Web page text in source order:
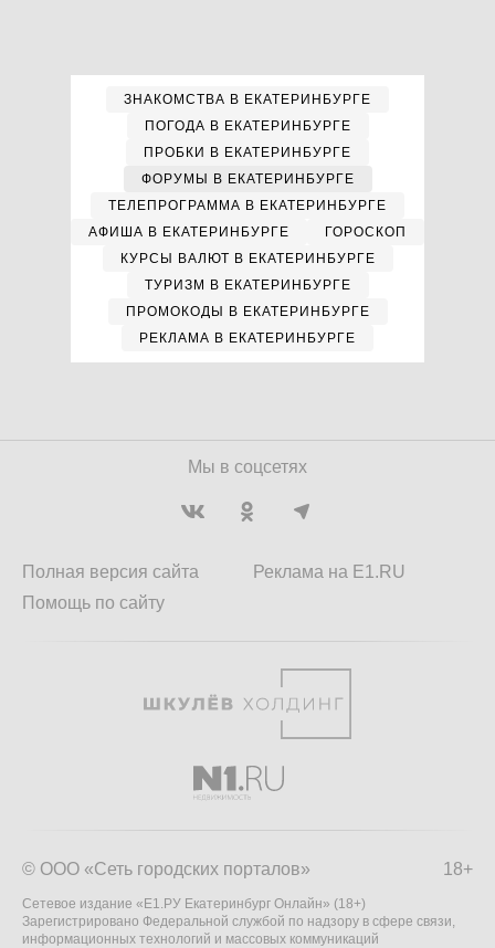
ЗНАКОМСТВА В ЕКАТЕРИНБУРГЕ
ПОГОДА В ЕКАТЕРИНБУРГЕ
ПРОБКИ В ЕКАТЕРИНБУРГЕ
ФОРУМЫ В ЕКАТЕРИНБУРГЕ
ТЕЛЕПРОГРАММА В ЕКАТЕРИНБУРГЕ
АФИША В ЕКАТЕРИНБУРГЕ
ГОРОСКОП
КУРСЫ ВАЛЮТ В ЕКАТЕРИНБУРГЕ
ТУРИЗМ В ЕКАТЕРИНБУРГЕ
ПРОМОКОДЫ В ЕКАТЕРИНБУРГЕ
РЕКЛАМА В ЕКАТЕРИНБУРГЕ
Мы в соцсетях
Полная версия сайта
Помощь по сайту
Реклама на E1.RU
18+
© ООО «Сеть городских порталов»
Сетевое издание «Е1.РУ Екатеринбург Онлайн» (18+)
Зарегистрировано Федеральной службой по надзору в сфере связи,
информационных технологий и массовых коммуникаций